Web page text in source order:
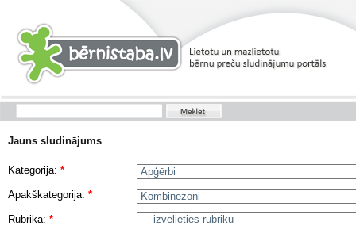
Jauns sludinājums
Kategorija: *
Apakškategorija: *
Rubrika: *